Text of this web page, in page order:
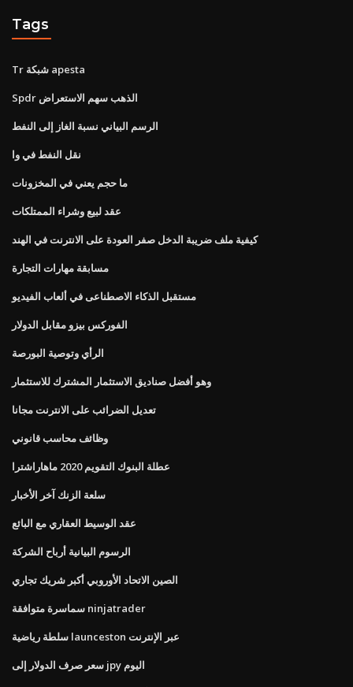
Tags
Tr شبكة apesta
Spdr الذهب سهم الاستعراض
الرسم البياني نسبة الغاز إلى النفط
نقل النفط في وا
ما حجم يعني في المخزونات
عقد لبيع وشراء الممتلكات
كيفية ملف ضريبة الدخل صفر العودة على الانترنت في الهند
مسابقة مهارات التجارة
مستقبل الذكاء الاصطناعى في ألعاب الفيديو
الفوركس بيزو مقابل الدولار
الرأي وتوصية البورصة
وهو أفضل صناديق الاستثمار المشترك للاستثمار
تعديل الضرائب على الانترنت مجانا
وظائف محاسب قانوني
عطلة البنوك التقويم 2020 ماهاراشترا
سلعة الزنك آخر الأخبار
عقد الوسيط العقاري مع البائع
الرسوم البيانية أرباح الشركة
الصين الاتحاد الأوروبي أكبر شريك تجاري
سماسرة متوافقة ninjatrader
سلطة رياضية launceston عبر الإنترنت
سعر صرف الدولار إلى jpy اليوم